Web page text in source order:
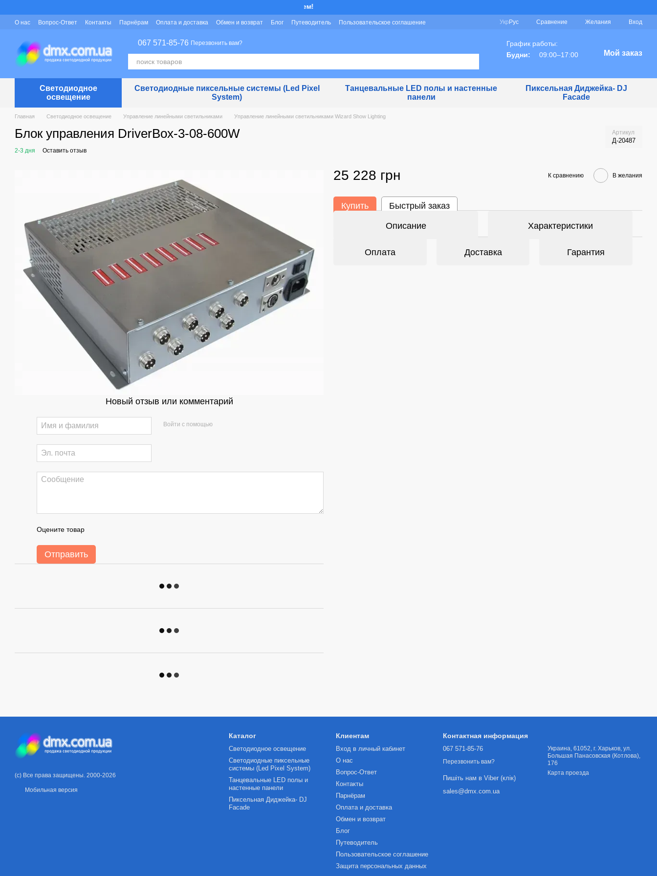
О нас Вопрос-Ответ Контакты Парнёрам Оплата и доставка Обмен и возврат Блог Путеводитель
Пользовательское соглашение
Укр Рус Сравнение Желания Вход
067 571-85-76 Перезвонить вам?
График работы:
Будни:
09:00–17:00 Мой заказ
Светодиодное
освещение
Светодиодные пиксельные системы (Led Pixel
System)
Танцевальные LED полы и настенные
панели
Пиксельная Диджейка- DJ
Facade
Главная Светодиодное освещение Управление линейными светильниками Управление линейными светильниками Wizard Show Lighting
Блок управления DriverBox-3-08-600W Артикул
Д-20487
2-3 дня Оставить отзыв
Новый отзыв или комментарий
Войти с помощью
Оцените товар
Отправить
25 228 грн К сравнению В желания
Купить Быстрый заказ
Описание Характеристики
Оплата Доставка Гарантия
(c) Все права защищены. 2000-2026
Мобильная версия
Каталог
Светодиодное освещение
Светодиодные пиксельные
системы (Led Pixel System)
Танцевальные LED полы и
настенные панели
Пиксельная Диджейка- DJ
Facade
Клиентам
Вход в личный кабинет
О нас
Вопрос-Ответ
Контакты
Парнёрам
Оплата и доставка
Обмен и возврат
Блог
Путеводитель
Пользовательское соглашение
Защита персональных данных
Контактная информация
067 571-85-76
Перезвонить вам?
Пишіть нам в Viber (клік)
sales@dmx.com.ua
Украина, 61052, г. Харьков, ул.
Большая Панасовская (Котлова),
176
Карта проезда